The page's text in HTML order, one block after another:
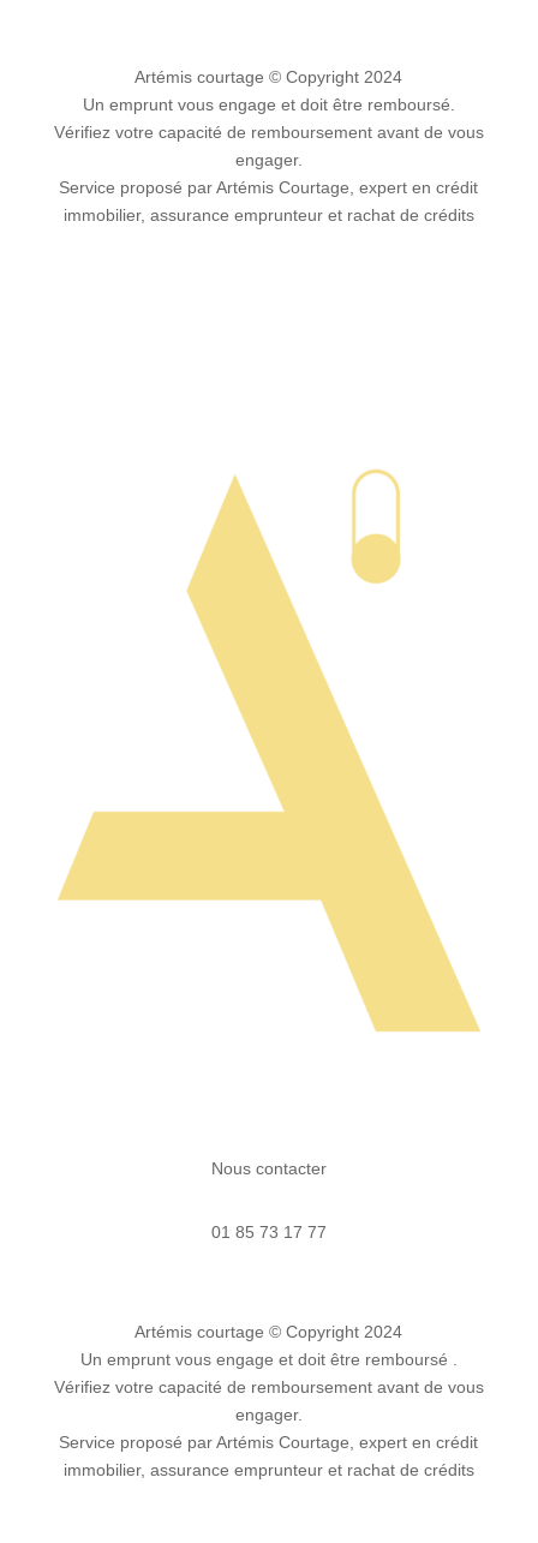
Artémis courtage© Copyright 2024
Un emprunt vous engage et doit être remboursé.
Vérifiez votre capacité de remboursement avant de vous
engager.
Service proposé par Artémis Courtage, expert en crédit
immobilier, assurance emprunteur et rachat de crédits
Nous contacter
01 85 73 17 77
Artémis courtage© Copyright 2024
Un emprunt vous engage et doit être remboursé .
Vérifiez votre capacité de remboursement avant de vous
engager.
Service proposé par Artémis Courtage, expert en crédit
immobilier, assurance emprunteur et rachat de crédits